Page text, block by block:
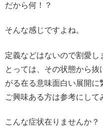
だから何！？
そんな感じですよね。
定義などはないので割愛し
とっては、その状態から
がる在る意味面白い展開に
ご興味ある方は参考にして
こんな症状在りませんか？